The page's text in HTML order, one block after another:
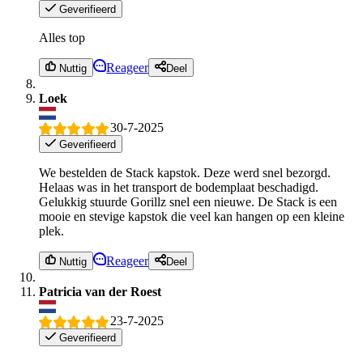
Geverifieerd
Alles top
Nuttig Reageer Deel
Loek
30-7-2025
Geverifieerd
We bestelden de Stack kapstok. Deze werd snel bezorgd.
Helaas was in het transport de bodemplaat beschadigd.
Gelukkig stuurde Gorillz snel een nieuwe. De Stack is een
mooie en stevige kapstok die veel kan hangen op een kleine
plek.
Nuttig Reageer Deel
Patricia van der Roest
23-7-2025
Geverifieerd